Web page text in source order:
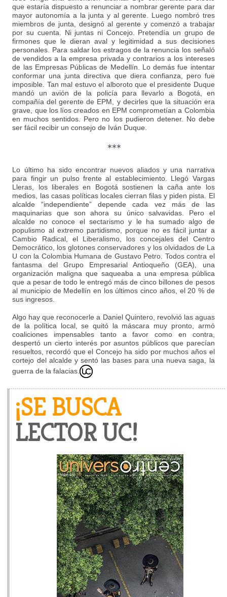
que estaría dispuesto a renunciar a nombrar gerente para dar
mayor autonomía a la junta y al gerente. Luego nombró tres
miembros de junta, designó al gerente y comenzó a trabajar
por su cuenta. Ni juntas ni Concejo. Pretendía un grupo de
firmones que le dieran aval y legitimidad a sus decisiones
personales. Para saldar los estragos de la renuncia los señaló
de vendidos a la empresa privada y contrarios a los intereses
de las Empresas Públicas de Medellín. Lo demás fue intentar
conformar una junta directiva que diera confianza, pero fue
imposible. Tan mal estuvo el alboroto que el presidente Duque
mandó un avión de la policía para llevarlo a Bogotá, en
compañía del gerente de EPM, y decirles que la situación era
grave, que los líos creados en EPM comprometían a Colombia
en muchos sentidos. Pero no los pudieron detener. No debe
ser fácil recibir un consejo de Iván Duque.
***
Lo último ha sido encontrar nuevos aliados y una narrativa
para fingir un pulso frente al establecimiento. Llegó Vargas
Lleras, los liberales en Bogotá sostienen la caña ante los
medios, las casas políticas locales cierran filas y piden pista. El
alcalde “independiente” depende cada vez más de las
maquinarias que son ahora su único salvavidas. Pero el
alcalde no conoce el sectarismo y le ha sumado algo de
populismo al extremo partidismo, porque no es fácil juntar a
Cambio Radical, el Liberalismo, los concejales del Centro
Democrático, los glotones conservadores y los olvidados de La
U con la Colombia Humana de Gustavo Petro. Todos contra el
fantasma del Grupo Empresarial Antioqueño (GEA), una
organización maligna que saqueaba a una empresa pública
que a pesar de todo le entregó más de cinco billones de pesos
al municipio de Medellín en los últimos cinco años, el 20 % de
sus ingresos.
Algo hay que reconocerle a Daniel Quintero, revolvió las aguas
de la política local, se quitó la máscara muy pronto, armó
coaliciones impensables tanto a favor como en contra,
despertó un cierto interés por asuntos públicos que parecían
resueltos, recordó que el Concejo ha sido por muchos años el
cortejo del alcalde y sentó las bases para una nueva saga, la
guerra de la falacias.
¡SE BUSCA
LECTOR UC!